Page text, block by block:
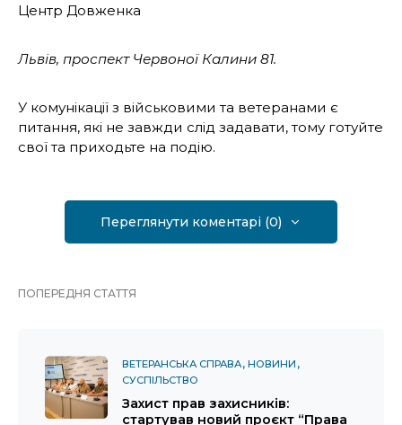
Центр Довженка
Львів, проспект Червоної Калини 81.
У комунікації з військовими та ветеранами є
питання, які не завжди слід задавати, тому готуйте
свої та приходьте на подію.
Переглянути коментарі (0)
ПОПЕРЕДНЯ СТАТТЯ
ВЕТЕРАНСЬКА СПРАВА НОВИНИ
СУСПІЛЬСТВО
Захист прав захисників:
стартував новий проєкт “Права